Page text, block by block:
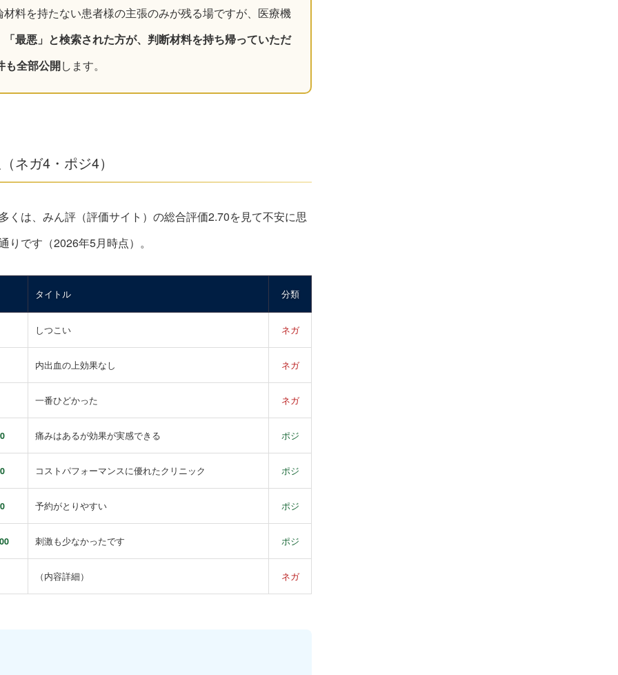
料を持たない患者様の主張のみが残る場ですが、医療機
「最悪」と検索された方が、判断材料を持ち帰っていただ
も全部公開します。
ネガ4・ポジ4）
くは、みん評（評価サイト）の総合評価2.70を見て不安に思
です（2026年5月時点）。
タイトル 分類
しつこい ネガ
内出血の上効果なし ネガ
一番ひどかった ネガ
痛みはあるが効果が実感できる ポジ
コストパフォーマンスに優れたクリニック ポジ
予約がとりやすい ポジ
刺激も少なかったです ポジ
（内容詳細） ネガ